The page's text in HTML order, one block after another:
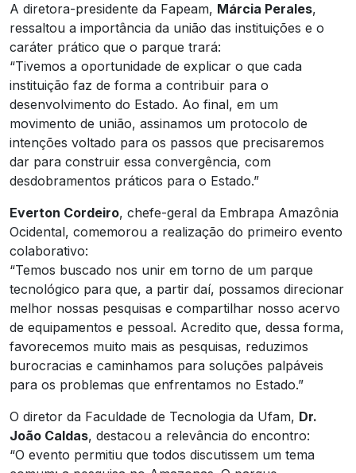
A diretora-presidente da Fapeam, Márcia Perales,
ressaltou a importância da união das instituições e o
caráter prático que o parque trará:
“Tivemos a oportunidade de explicar o que cada
instituição faz de forma a contribuir para o
desenvolvimento do Estado. Ao final, em um
movimento de união, assinamos um protocolo de
intenções voltado para os passos que precisaremos
dar para construir essa convergência, com
desdobramentos práticos para o Estado.”
Everton Cordeiro, chefe-geral da Embrapa Amazônia
Ocidental, comemorou a realização do primeiro evento
colaborativo:
“Temos buscado nos unir em torno de um parque
tecnológico para que, a partir daí, possamos direcionar
melhor nossas pesquisas e compartilhar nosso acervo
de equipamentos e pessoal. Acredito que, dessa forma,
favorecemos muito mais as pesquisas, reduzimos
burocracias e caminhamos para soluções palpáveis
para os problemas que enfrentamos no Estado.”
O diretor da Faculdade de Tecnologia da Ufam, Dr.
João Caldas, destacou a relevância do encontro:
“O evento permitiu que todos discutissem um tema